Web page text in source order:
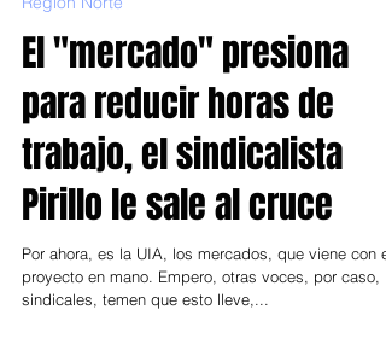
19 ago 2021
Región Norte
El "mercado" presiona
para reducir horas de
trabajo, el sindicalista
Pirillo le sale al cruce
Por ahora, es la UIA, los mercados, que viene con el